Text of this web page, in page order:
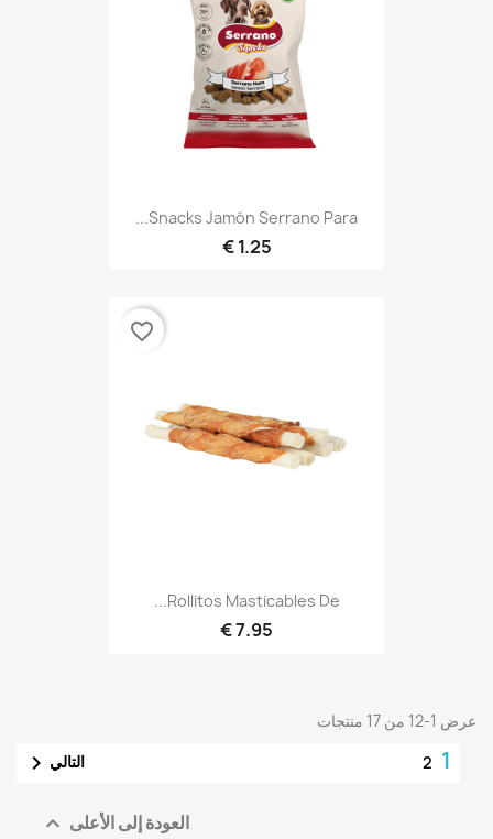
Snacks Jamón Serrano Para...
1.25 €
Rollitos Masticables De...
7.95 €
favorite_border
عرض 1-12 من 17 منتجات
1
2 التالي 
العودة إلى الأعلى 